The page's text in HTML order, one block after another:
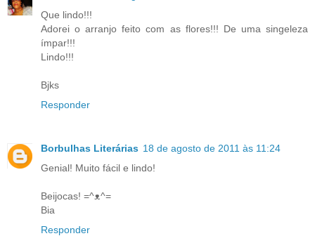
Que lindo!!!
Adorei o arranjo feito com as flores!!! De uma singeleza
ímpar!!!
Lindo!!!
Bjks
Responder
Borbulhas Literárias 18 de agosto de 2011 às 11:24
Genial! Muito fácil e lindo!
Beijocas! =^ᴥ^=
Bia
Responder